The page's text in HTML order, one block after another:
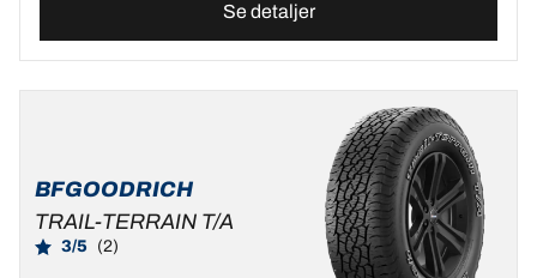
Se detaljer
BFGOODRICH
TRAIL-TERRAIN T/A
3/5 (2)